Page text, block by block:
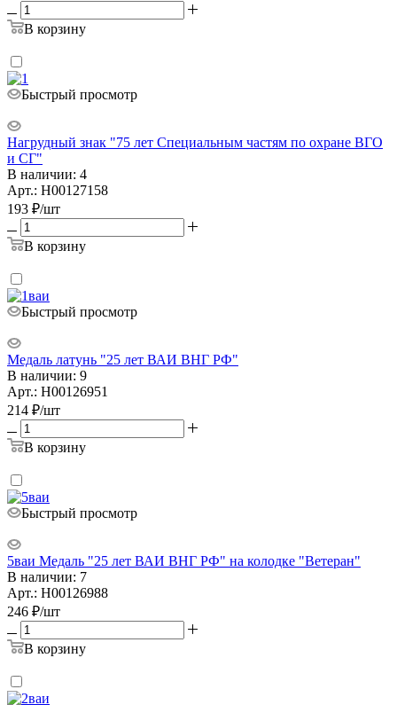
В корзину
Быстрый просмотр
Нагрудный знак "75 лет Специальным частям по охране ВГО
и СГ"
В наличии: 4
Арт.: Н00127158
193 ₽/шт
В корзину
Быстрый просмотр
Медаль латунь "25 лет ВАИ ВНГ РФ"
В наличии: 9
Арт.: Н00126951
214 ₽/шт
В корзину
Быстрый просмотр
5ваи Медаль "25 лет ВАИ ВНГ РФ" на колодке "Ветеран"
В наличии: 7
Арт.: Н00126988
246 ₽/шт
В корзину